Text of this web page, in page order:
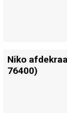
Niko
76400)